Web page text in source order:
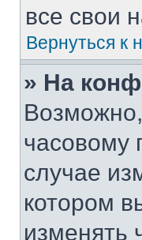
все свои
Вернуться к
» На
часовому
случае
котором
изменять